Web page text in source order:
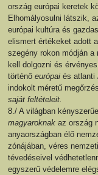
ország európai keretek
Elhomályosulni látszik,
európai kultúra és
elismert értékeket adott
szegény rokon módján
kell dolgozni és
történőeurópai és atlanti
indokolt méretű
saját feltételeit.
8./ A világban
magyaroknak az ország
anyaországban élő
zónájában, véres
tévedéseivel
egyszerű védelemre